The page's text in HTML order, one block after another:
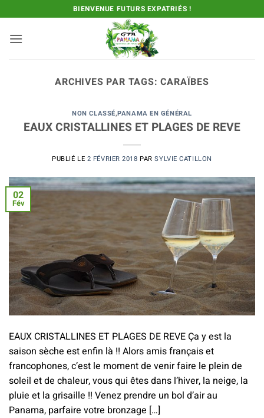
au
contenu
BIENVENUE FUTURS EXPATRIÉS !
ARCHIVES PAR TAGS:CARAÏBES
NON CLASSÉ,PANAMA EN GÉNÉRAL
EAUX CRISTALLINES ET PLAGES DE REVE
PUBLIÉ LE 2 FÉVRIER 2018 PARSYLVIE CATILLON
02
Fév
EAUX CRISTALLINES ET PLAGES DE REVE Ça y est la
saison sèche est enfin là !! Alors amis français et
francophones, c’est le moment de venir faire le plein de
soleil et de chaleur, vous qui êtes dans l’hiver, la neige, la
pluie et la grisaille !! Venez prendre un bol d’air au
Panama, parfaire votre bronzage […]